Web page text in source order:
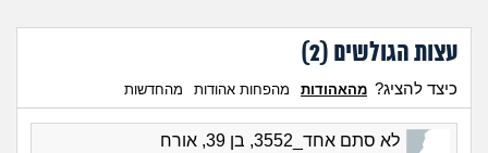
עצות הגולשים (2
)
כיצד להציג? מהאהודות מהפחות אהודות מהחדשות
לא סתם אחד_3552, בן 39, אורח